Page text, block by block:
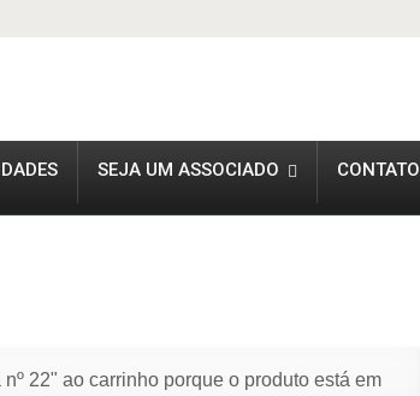
SEJA UM ASSOCIADO CONTATO
22" ao carrinho porque o produto está em